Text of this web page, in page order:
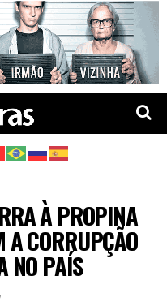
À PROPINA
CORRUPÇÃO
NO PAÍS